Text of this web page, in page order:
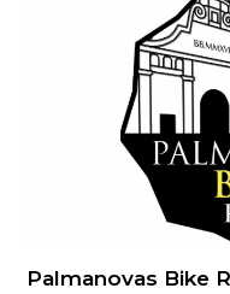
Palmanovas Bike